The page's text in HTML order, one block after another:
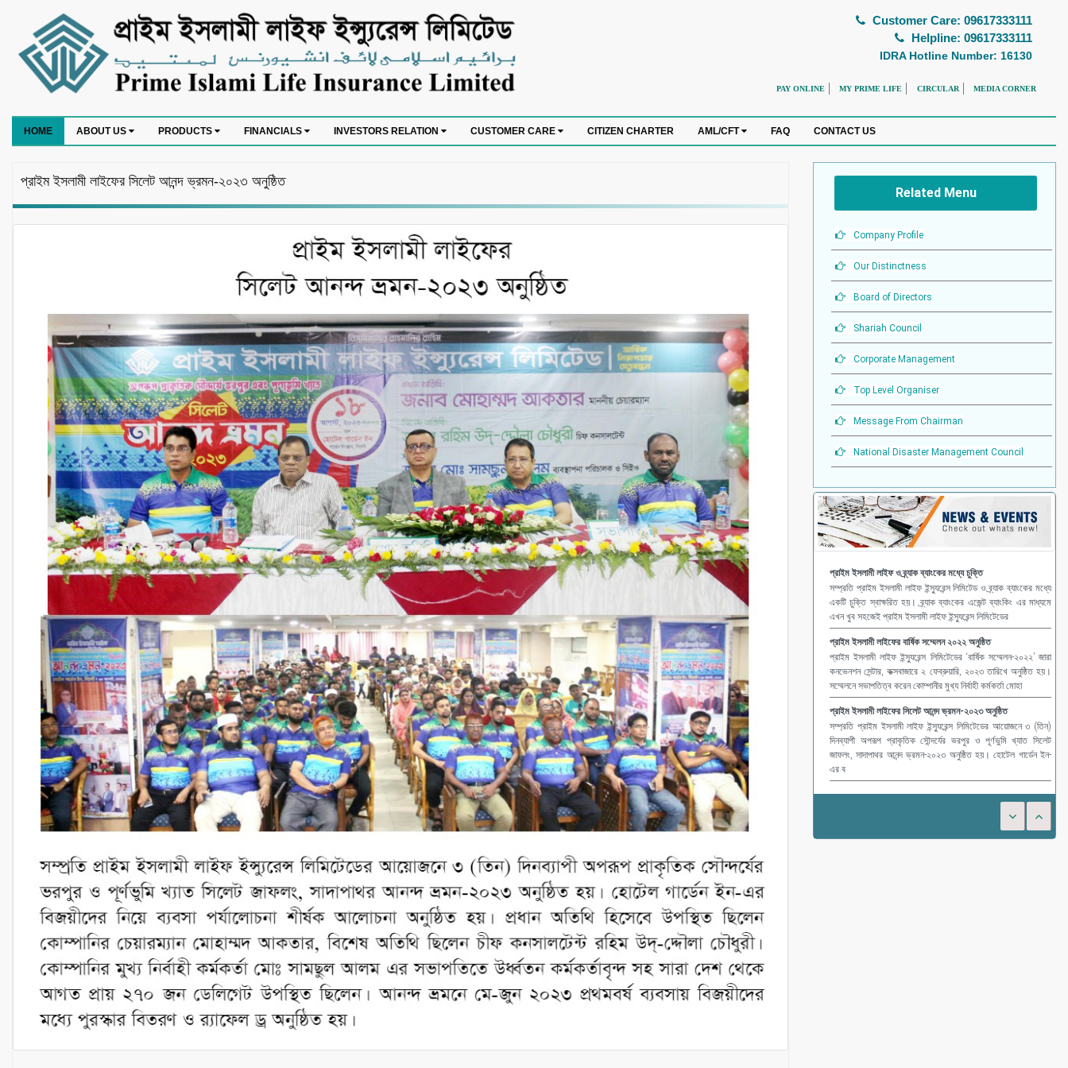
Customer Care: 09617333111
Helpline: 09617333111
IDRA Hotline Number: 16130
PAY ONLINE MY PRIME LIFE CIRCULAR MEDIA CORNER
HOME ABOUT US PRODUCTS FINANCIALS INVESTORS RELATION CUSTOMER CARE CITIZEN CHARTER AML/CFT FAQ CONTACT US
প্রাইম ইসলামী লাইফের সিলেট আনন্দ ভ্রমন-২০২৩ অনুষ্ঠিত
Related Menu
Company Profile
Our Distinctness
Board of Directors
Shariah Council
Corporate Management
Top Level Organiser
Message From Chairman
National Disaster Management Council
প্রাইম ইসলামী লাইফ ও ব্র্যাক ব্যাংকের মধ্যে চুক্তি
সম্প্রতি প্রাইম ইসলামী লাইফ ইন্স্যুরেন্স লিমিটেড ও ব্র্যাক ব্যাংকের মধ্যে
একটি চুক্তি স্বাক্ষরিত হয়। ব্র্যাক ব্যাংকের এজেন্ট ব্যাংকিং এর মাধ্যমে
এখন খুব সহজেই প্রাইম ইসলামী লাইফ ইন্স্যুরেন্স লিমিটেডের
প্রাইম ইসলামী লাইফের বার্ষিক সম্মেলন ২০২২ অনুষ্ঠিত
প্রাইম ইসলামী লাইফ ইন্স্যুরেন্স লিমিটেডের ‘বার্ষিক সম্মেলন-২০২২’ জারা
কনভেনশন সেন্টার, কক্সবাজারে ২ ফেব্রুয়ারি, ২০২৩ তারিখে অনুষ্ঠিত হয়।
সম্মেলনে সভাপতিত্ব করেন কোম্পানীর মুখ্য নির্বাহী কর্মকর্তা মোহা
প্রাইম ইসলামী লাইফের সিলেট আনন্দ ভ্রমন-২০২৩ অনুষ্ঠিত
সম্প্রতি প্রাইম ইসলামী লাইফ ইন্স্যুরেন্স লিমিটেডের আয়োজনে ৩ (তিন)
দিনব্যাপী অপরূপ প্রাকৃতিক সৌন্দর্যের ভরপুর ও পূর্ণভুমি খ্যাত সিলেট
জাফলং, সাদাপাথর আনন্দ ভ্রমন-২০২৩ অনুষ্ঠিত হয়। হোটেল গার্ডেন ইন-
এর ব